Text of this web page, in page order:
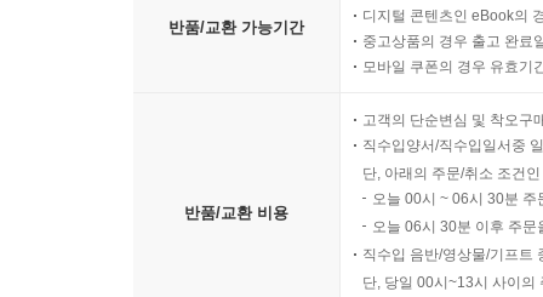
반품/교환 가능기간
디지털 콘텐츠인 eBook의
중고상품의 경우 출고 완료
모바일 쿠폰의 경우 유효기
반품/교환 비용
고객의 단순변심 및 착오구
직수입양서/직수입일서중
단, 아래의 주문/취소 조건
오늘 00시 ~ 06시 30분
오늘 06시 30분 이후 주
직수입 음반/영상물/기프트
단, 당일 00시~13시 사이의